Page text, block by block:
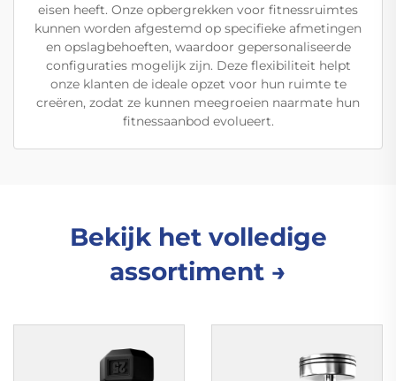
eisen heeft. Onze opbergrekken voor fitnessruimtes
kunnen worden afgestemd op specifieke afmetingen
en opslagbehoeften, waardoor gepersonaliseerde
configuraties mogelijk zijn. Deze flexibiliteit helpt
onze klanten de ideale opzet voor hun ruimte te
creëren, zodat ze kunnen meegroeien naarmate hun
fitnessaanbod evolueert.
Bekijk het volledige
assortiment →